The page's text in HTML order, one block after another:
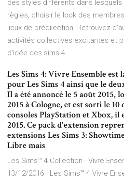
des styles différents dans
règles, choisir le look des
lieux de prédilection. Retrouvez
activités collectives excitantes et
d'idée des sims 4
Les Sims 4: Vivre Ensemble est
pour Les Sims 4 ainsi que le
Il a été annoncé le 5 août 2015,
2015 à Cologne, et est sorti le 10
consoles PlayStation et Xbox, il
2015. Ce pack d'extension
extensions Les Sims 3:
Libre mais
Les Sims™ 4 Collection - Vivre
13/12/2016 · Les Sims™ 4 Vivre